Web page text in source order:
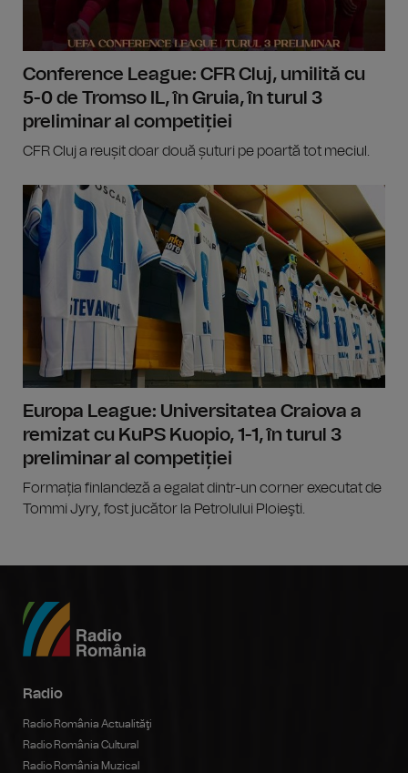
Conference League: CFR Cluj, umilită cu
5-0 de Tromso IL, în Gruia, în turul 3
preliminar al competiției
CFR Cluj a reușit doar două șuturi pe poartă tot meciul.
Europa League: Universitatea Craiova a
remizat cu KuPS Kuopio, 1-1, în turul 3
preliminar al competiției
Formația finlandeză a egalat dintr-un corner executat de
Tommi Jyry, fost jucător la Petrolului Ploieşti.
Radio
Radio România Actualităţi
Radio România Cultural
Radio România Muzical